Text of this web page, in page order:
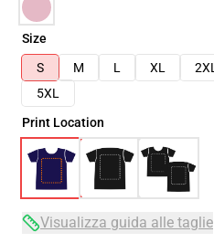
Size
S
M L XL 2XL
5XL
Print Location
Visualizza guida alle taglie